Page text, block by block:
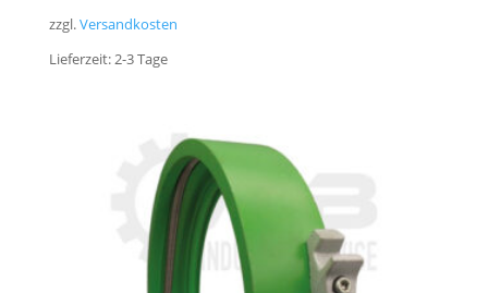
zzgl.Versandkosten
Lieferzeit:2-3 Tage